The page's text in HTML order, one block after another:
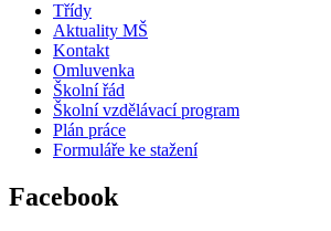
Třídy
Aktuality MŠ
Kontakt
Omluvenka
Školní řád
Školní vzdělávací program
Plán práce
Formuláře ke stažení
Facebook